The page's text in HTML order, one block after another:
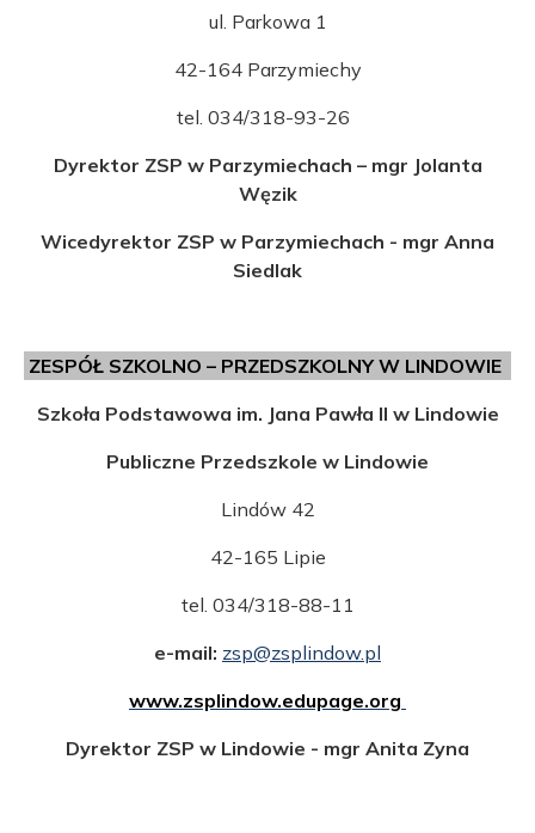
ul. Parkowa 1
42-164 Parzymiechy
tel. 034/318-93-26
Dyrektor ZSP w Parzymiechach – mgr Jolanta
Węzik
Wicedyrektor ZSP w Parzymiechach - mgr Anna
Siedlak
ZESPÓŁ SZKOLNO – PRZEDSZKOLNY W LINDOWIE
Szkoła Podstawowa im. Jana Pawła II w Lindowie
Publiczne Przedszkole w Lindowie
Lindów 42
42-165 Lipie
tel. 034/318-88-11
e-mail: zsp@zsplindow.pl
www.zsplindow.edupage.org
Dyrektor ZSP w Lindowie - mgr Anita Zyna